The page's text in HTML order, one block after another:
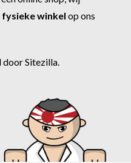
winkel op ons
doorSitezilla